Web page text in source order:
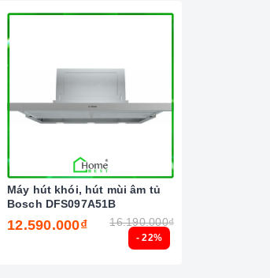
- 22%
Máy hút khói, hút mùi âm tủ
Bosch DFS097A51B
12.590.000₫ 16.190.000₫